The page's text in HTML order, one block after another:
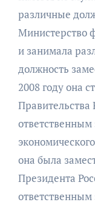
различные
Министерство
и занимала
должность
2008 году она
она была
Президента
ответственным